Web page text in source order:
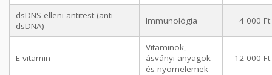
dsDNS elleni antitest (anti-
dsDNA)
Immunológia 4 000 Ft
E vitamin
Vitaminok,
ásványi anyagok
és nyomelemek
12 000 Ft